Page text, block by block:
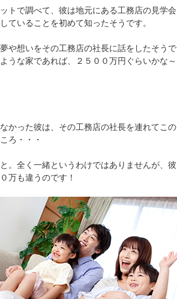
トで調べて、彼は地元にある工務店の見学会
ていることを初めて知ったそうです。
や想いをその工務店の社長に話をしたそうで
うな家であれば、２５００万円ぐらいかな～
かった彼は、その工務店の社長を連れてこの
ろ・・・
。全く一緒というわけではありませんが、彼
万も違うのです！